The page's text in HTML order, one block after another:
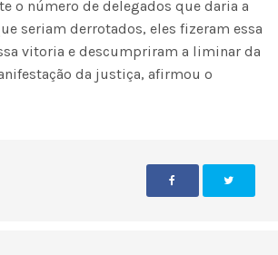
o número de delegados que daria a
seriam derrotados, eles fizeram essa
vitoria e descumpriram a liminar da
da justiça, afirmou o